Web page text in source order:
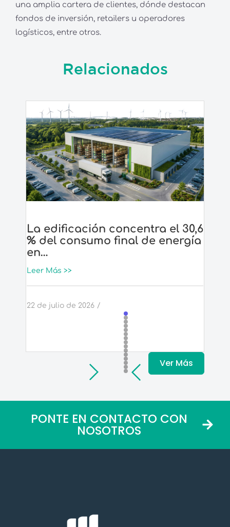
una amplia cartera de clientes, dónde destacan
fondos de inversión, retailers u operadores
logísticos, entre otros.
Relacionados
La edificación concentra el 30,6
% del consumo final de energía
en…
Leer Más >>
22 de julio de 2026 /
Ver Más
PONTE EN CONTACTO CON
NOSOTROS